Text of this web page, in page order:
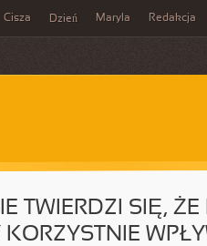
Cisza Dzień Maryla Redakcja
TWIERDZI SIĘ, ŻE
KORZYSTNIE